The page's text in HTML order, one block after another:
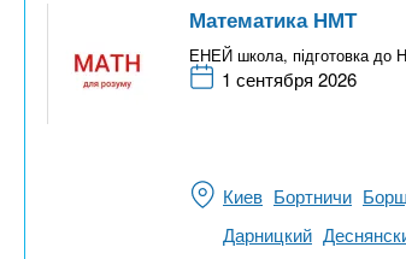
Математика НМТ
ЕНЕЙ школа, підготовка
1 сентября 2026
Киев Бортничи
Дарницкий